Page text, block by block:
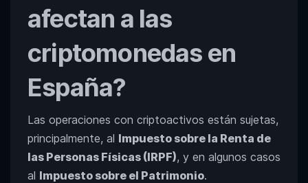
afectan a las
criptomonedas en
España?
Las operaciones con criptoactivos están sujetas,
principalmente, al Impuesto sobre la Renta de
las Personas Físicas (IRPF), y en algunos casos
al Impuesto sobre el Patrimonio.